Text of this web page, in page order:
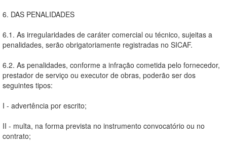
6. DAS PENALIDADES
6.1. As irregularidades de caráter comercial ou técnico, sujeitas a
penalidades, serão obrigatoriamente registradas no SICAF.
6.2. As penalidades, conforme a infração cometida pelo fornecedor,
prestador de serviço ou executor de obras, poderão ser dos
seguintes tipos:
I - advertência por escrito;
II - multa, na forma prevista no instrumento convocatório ou no
contrato;